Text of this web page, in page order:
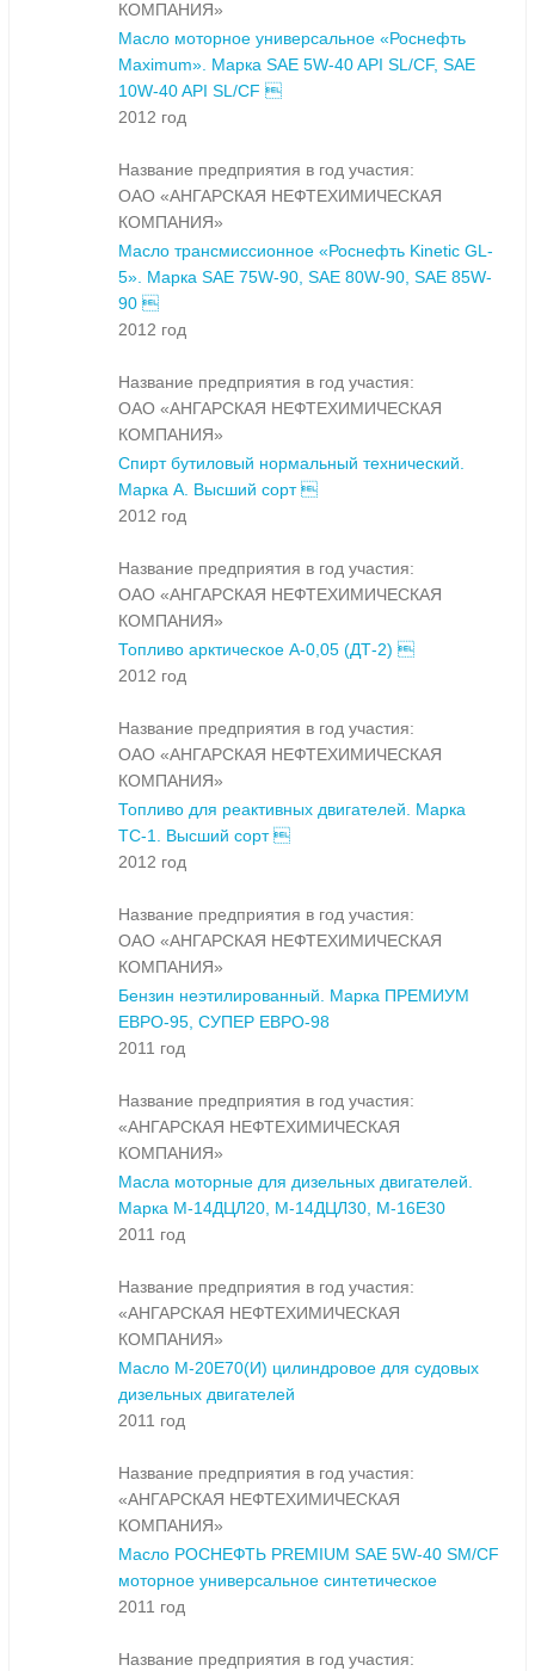
КОМПАНИЯ»
Масло моторное универсальное «Роснефть
Maximum». Марка SAE 5W-40 API SL/CF, SAE
10W-40 API SL/CF 
2012 год
Название предприятия в год участия:
ОАО «АНГАРСКАЯ НЕФТЕХИМИЧЕСКАЯ
КОМПАНИЯ»
Масло трансмиссионное «Роснефть Kinetic GL-
5». Марка SAE 75W-90, SAE 80W-90, SAE 85W-
90 
2012 год
Название предприятия в год участия:
ОАО «АНГАРСКАЯ НЕФТЕХИМИЧЕСКАЯ
КОМПАНИЯ»
Спирт бутиловый нормальный технический.
Марка А. Высший сорт 
2012 год
Название предприятия в год участия:
ОАО «АНГАРСКАЯ НЕФТЕХИМИЧЕСКАЯ
КОМПАНИЯ»
Топливо арктическое А-0,05 (ДТ-2) 
2012 год
Название предприятия в год участия:
ОАО «АНГАРСКАЯ НЕФТЕХИМИЧЕСКАЯ
КОМПАНИЯ»
Топливо для реактивных двигателей. Марка
ТС-1. Высший сорт 
2012 год
Название предприятия в год участия:
ОАО «АНГАРСКАЯ НЕФТЕХИМИЧЕСКАЯ
КОМПАНИЯ»
Бензин неэтилированный. Марка ПРЕМИУМ
ЕВРО-95, СУПЕР ЕВРО-98
2011 год
Название предприятия в год участия:
«АНГАРСКАЯ НЕФТЕХИМИЧЕСКАЯ
КОМПАНИЯ»
Масла моторные для дизельных двигателей.
Марка М-14ДЦЛ20, М-14ДЦЛ30, М-16Е30
2011 год
Название предприятия в год участия:
«АНГАРСКАЯ НЕФТЕХИМИЧЕСКАЯ
КОМПАНИЯ»
Масло М-20Е70(И) цилиндровое для судовых
дизельных двигателей
2011 год
Название предприятия в год участия:
«АНГАРСКАЯ НЕФТЕХИМИЧЕСКАЯ
КОМПАНИЯ»
Масло РОСНЕФТЬ PREMIUM SAE 5W-40 SM/CF
моторное универсальное синтетическое
2011 год
Название предприятия в год участия: